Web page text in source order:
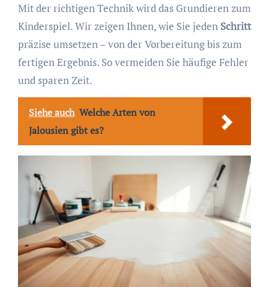
Mit der richtigen Technik wird das Grundieren zum
Kinderspiel. Wir zeigen Ihnen, wie Sie jeden Schritt
präzise umsetzen – von der Vorbereitung bis zum
fertigen Ergebnis. So vermeiden Sie häufige Fehler
und sparen Zeit.
Siehe auch Welche Arten von
Jalousien gibt es?